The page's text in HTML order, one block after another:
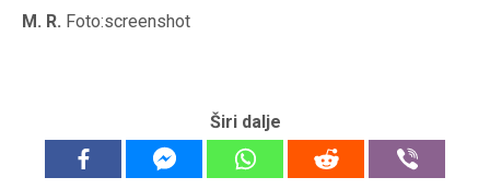
M. R. Foto:screenshot
Širi dalje